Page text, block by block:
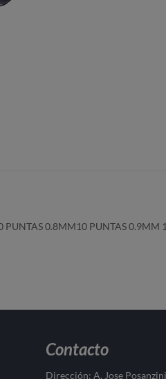
0.8MM10 PUNTAS 0.9MM
Contacto
Dirección: A. Jose